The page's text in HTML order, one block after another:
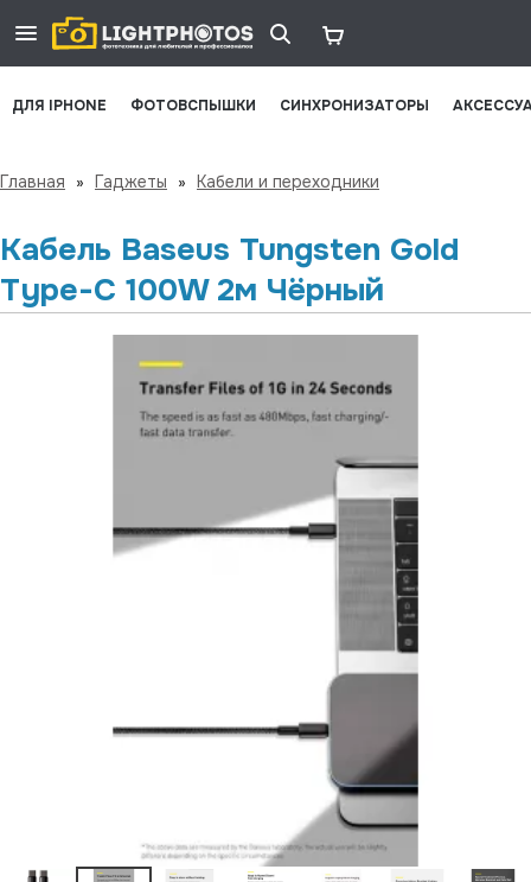
ДЛЯ IPHONE ФОТОВСПЫШКИ СИНХРОНИЗАТОРЫ
Главная » Гаджеты » Кабели и переходники
Кабель Baseus Tungsten Gold
Type-C 100W 2м Чёрный